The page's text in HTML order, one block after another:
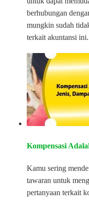
berhubungan
mungkin sudah
terkait akuntansi
Kompensasi
Kamu sering
tawaran untuk
pertanyaan terkait